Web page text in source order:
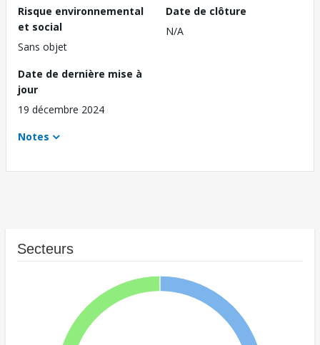
Risque environnemental
et social
Sans objet
Date de clôture
N/A
Date de dernière mise à
jour
19 décembre 2024
Notes
Secteurs